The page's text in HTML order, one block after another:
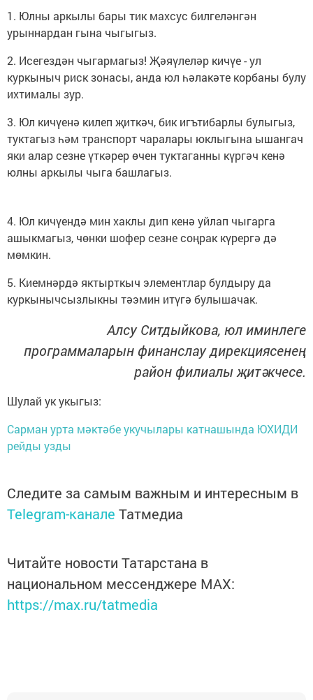
1. Юлны аркылы бары тик махсус билгеләнгән
урыннардан гына чыгыгыз.
2. Исегездән чыгармагыз! Җәяүлеләр кичүе - ул
куркыныч риск зонасы, анда юл һәлакәте корбаны булу
ихтималы зур.
3. Юл кичүенә килеп җиткәч, бик игътибарлы булыгыз,
туктагыз һәм транспорт чаралары юклыгына ышангач
яки алар сезне үткәрер өчен туктаганны күргәч кенә
юлны аркылы чыга башлагыз.
4. Юл кичүендә мин хаклы дип кенә уйлап чыгарга
ашыкмагыз, чөнки шофер сезне соңрак күрергә дә
мөмкин.
5. Киемнәрдә яктырткыч элементлар булдыру да
куркынычсызлыкны тәэмин итүгә булышачак.
Алсу Ситдыйкова, юл иминлеге
программаларын финанслау дирекциясенең
район филиалы җитәкчесе.
Шулай ук укыгыз:
Сарман урта мәктәбе укучылары катнашында ЮХИДИ
рейды узды
Следите за самым важным и интересным в
Telegram-канале Татмедиа
Читайте новости Татарстана в
национальном мессенджере MАХ:
https://max.ru/tatmedia